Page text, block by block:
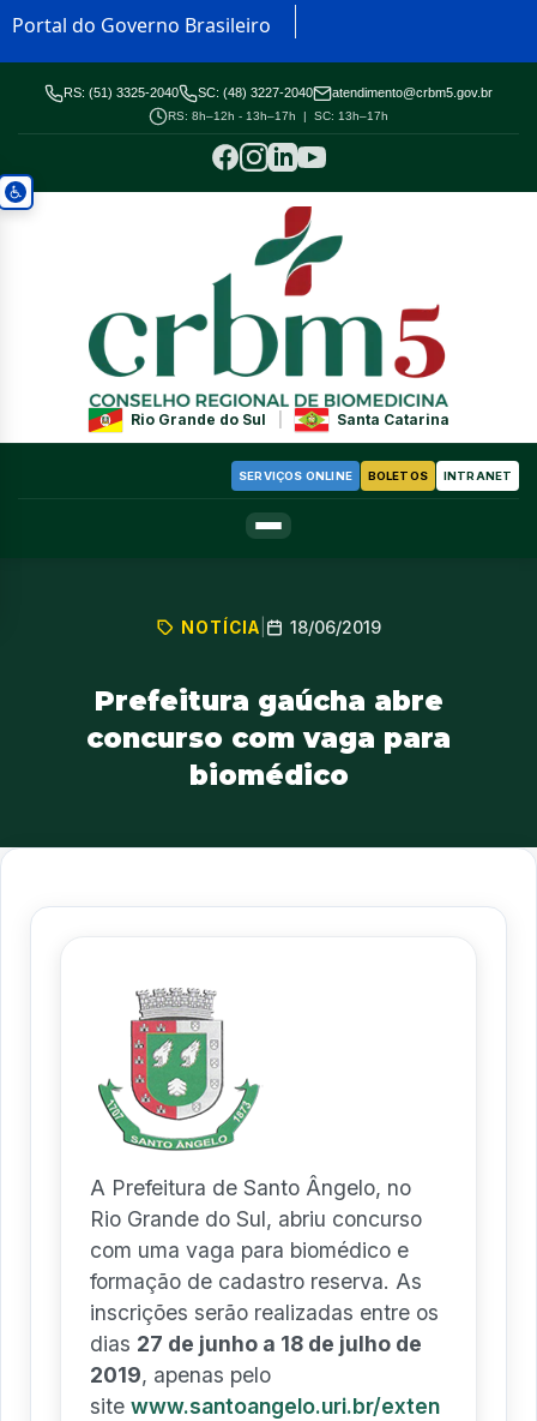
Portal do Governo Brasileiro
RS: (51) 3325-2040 SC: (48) 3227-2040 atendimento@crbm5.gov.br
RS: 8h–12h - 13h–17h | SC: 13h–17h
Rio Grande do Sul Santa Catarina
SERVIÇOS ONLINE BOLETOS INTRANET
NOTÍCIA 18/06/2019
Prefeitura gaúcha abre
concurso com vaga para
biomédico
A Prefeitura de Santo Ângelo, no
Rio Grande do Sul, abriu concurso
com uma vaga para biomédico e
formação de cadastro reserva. As
inscrições serão realizadas entre os
dias 27 de junho a 18 de julho de
2019, apenas pelo
site www.santoangelo.uri.br/exten